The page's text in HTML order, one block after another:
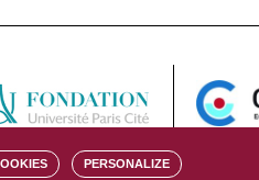
PERSONALIZE